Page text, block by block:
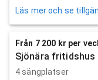
Läs mer och se
Från 7 200 kr per
Sjönära fritidshus
4 sängplatser